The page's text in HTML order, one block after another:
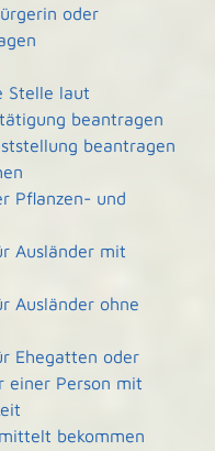
oder
Stelle laut
beantragen
beantragen
Pflanzen- und
Ausländer mit
Ausländer ohne
Ehegatten oder
einer Person mit
bekommen